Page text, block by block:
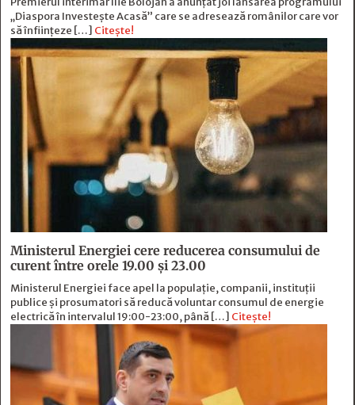
„Diaspora Investește Acasă” care se adresează românilor care vor
să înființeze […] Citește!
Ministerul Energiei cere reducerea consumului de
curent între orele 19.00 și 23.00
Ministerul Energiei face apel la populație, companii, instituții
publice și prosumatori să reducă voluntar consumul de energie
electrică în intervalul 19:00-23:00, până […] Citește!